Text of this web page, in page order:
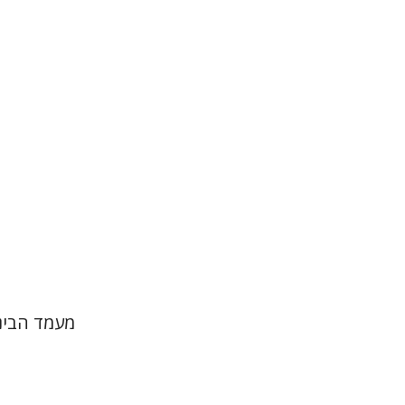
מעמד